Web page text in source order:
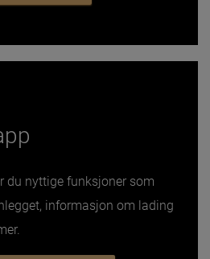
du nyttige funksjoner som
informasjon om lading